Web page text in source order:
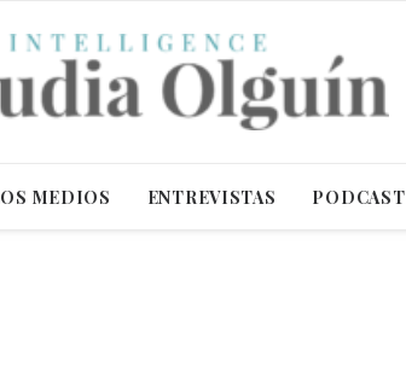
MEDIOS ENTREVISTAS PODCAST